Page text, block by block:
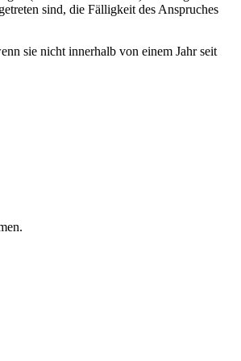
sind, die Fälligkeit des Anspruches
sie nicht innerhalb von einem Jahr seit